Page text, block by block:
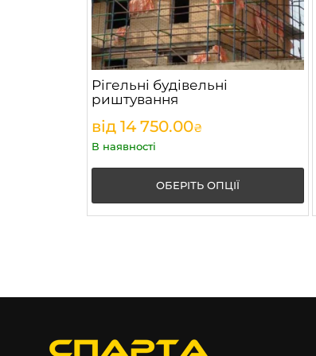
Рігельні будівельні
риштування
від 14 750.00₴
В наявності
ОБЕРІТЬ ОПЦІЇ